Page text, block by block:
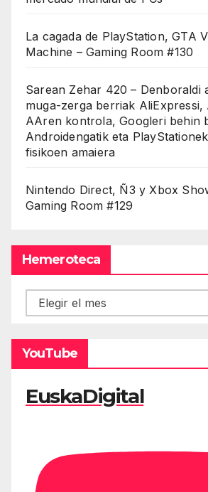
La cagada de PlayStation, GTA
Machine – Gaming Room #130
Sarean Zehar 420 – Denboraldi
muga-zerga berriak AliExpressi,
AAren kontrola, Googleri behin
Androidengatik eta
fisikoen amaiera
Nintendo Direct, Ñ3 y Xbox
Gaming Room #129
Hemeroteca
Hemeroteca
YouTube
EuskaDigital